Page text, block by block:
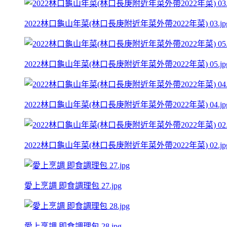
2022林口龜山年菜(林口長庚附近年菜外帶2022年菜)
2022林口龜山年菜(林口長庚附近年菜外帶2022年菜)
2022林口龜山年菜(林口長庚附近年菜外帶2022年菜)
2022林口龜山年菜(林口長庚附近年菜外帶2022年菜)
愛上烹調 即食調理包 27.jpg